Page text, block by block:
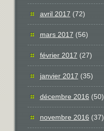
avril 2017 (72)
mars 2017 (56)
février 2017 (27)
janvier 2017 (35)
décembre 2016 (50)
novembre 2016 (37)